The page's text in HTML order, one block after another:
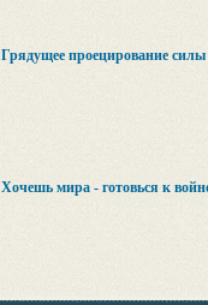
Грядущее проецирование силы
Хочешь мира - готовься к